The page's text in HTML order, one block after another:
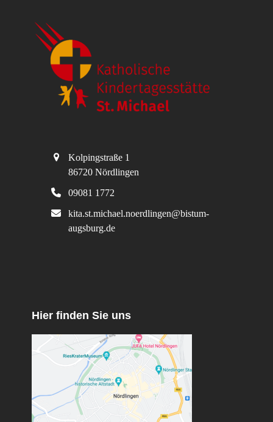
Kolpingstraße 1
86720 Nördlingen
09081 1772
kita.st.michael.noerdlingen@bistum-
augsburg.de
Hier finden Sie uns